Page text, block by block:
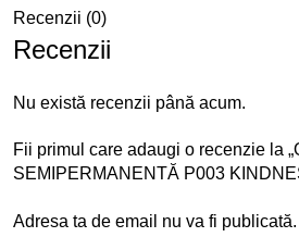
Recenzii (0)
Recenzii
Nu există recenzii până acum.
Fii primul care adaugi o recenzie la
SEMIPERMANENTĂ P003
Adresa ta de email nu va fi publicată.